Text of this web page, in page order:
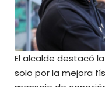
El alcalde destacó
solo por la mejora